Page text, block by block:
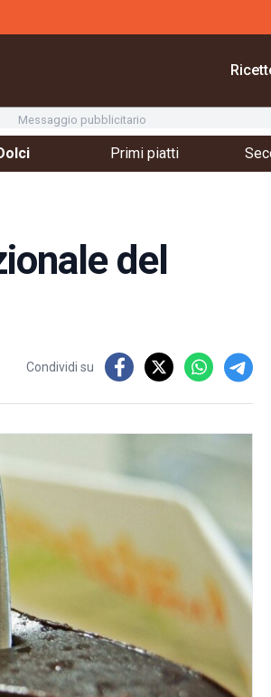
Messaggio pubblicitario
Primi piatti
del
Condividi su